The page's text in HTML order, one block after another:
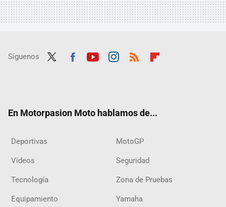
Síguenos
En Motorpasion Moto hablamos de...
Deportivas MotoGP
Vídeos Seguridad
Tecnología Zona de Pruebas
Equipamiento Yamaha